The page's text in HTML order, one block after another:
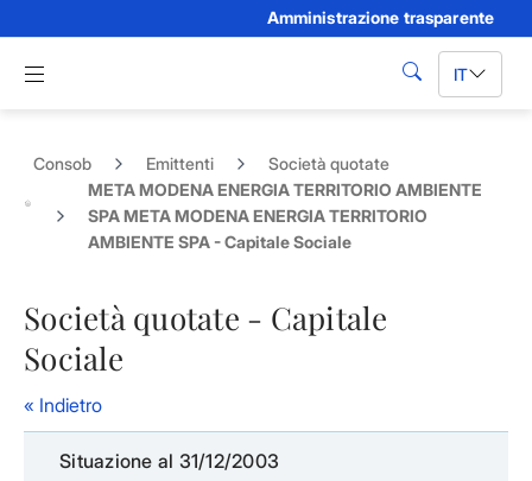
Amministrazione trasparente
Apri menu di navigazione
cerca IT
Consob Emittenti
Società quotate
META MODENA ENERGIA TERRITORIO AMBIENTE
SPA META MODENA ENERGIA TERRITORIO
AMBIENTE SPA - Capitale Sociale
Società quotate - Capitale
Sociale
« Indietro
Situazione al 31/12/2003